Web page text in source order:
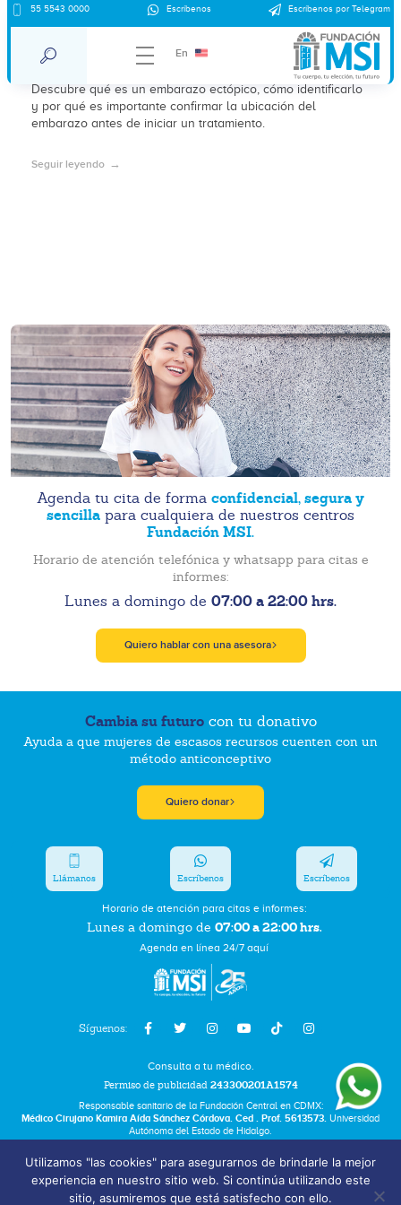
55 5543 0000 Escríbenos Escríbenos por Telegram
En
¿Qué es un embarazo ectópico y cómo
identificarlo?
Descubre qué es un embarazo ectópico, cómo identificarlo
y por qué es importante confirmar la ubicación del
embarazo antes de iniciar un tratamiento.
Seguir leyendo
Agenda tu cita de forma confidencial, segura y
sencilla para cualquiera de nuestros centros
Fundación MSI.
Horario de atención telefónica y whatsapp para citas e
informes:
Lunes a domingo de 07:00 a 22:00 hrs.
Quiero hablar con una asesora
Cambia su futurocon tu donativo
Ayuda a que mujeres de escasos recursos cuenten con un
método anticonceptivo
Quiero donar
Síguenos:
Horario de atención para citas e informes:
Lunes a domingo de 07:00 a 22:00 hrs.
Agenda en línea 24/7 aquí
Llámanos Escríbenos Escríbenos
Consulta a tu médico.
Permiso de publicidad 243300201A1574
Responsable sanitario de la Fundación Central en CDMX:
Médico Cirujano Kamira Aída Sánchez Córdova. Ced . Prof. 5613573. Universidad
Autónoma del Estado de Hidalgo.
Términos y Condiciones
Bolsa de Trabajo
Utilizamos "las cookies" para asegurarnos de brindarle la mejor
experiencia en nuestro sitio web. Si continúa utilizando este
sitio, asumiremos que está satisfecho con ello.